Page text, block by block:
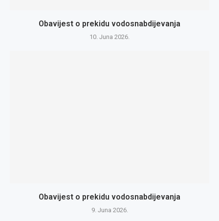
Obavijest o prekidu vodosnabdijevanja
10. Juna 2026.
Obavijest o prekidu vodosnabdijevanja
9. Juna 2026.